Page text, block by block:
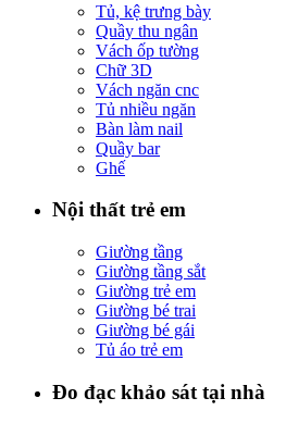
Tủ, kệ trưng bày
Quầy thu ngân
Vách ốp tường
Chữ 3D
Vách ngăn cnc
Tủ nhiều ngăn
Bàn làm nail
Quầy bar
Ghế
Nội thất trẻ em
Giường tầng
Giường tầng sắt
Giường trẻ em
Giường bé trai
Giường bé gái
Tủ áo trẻ em
Đo đạc khảo sát tại nhà